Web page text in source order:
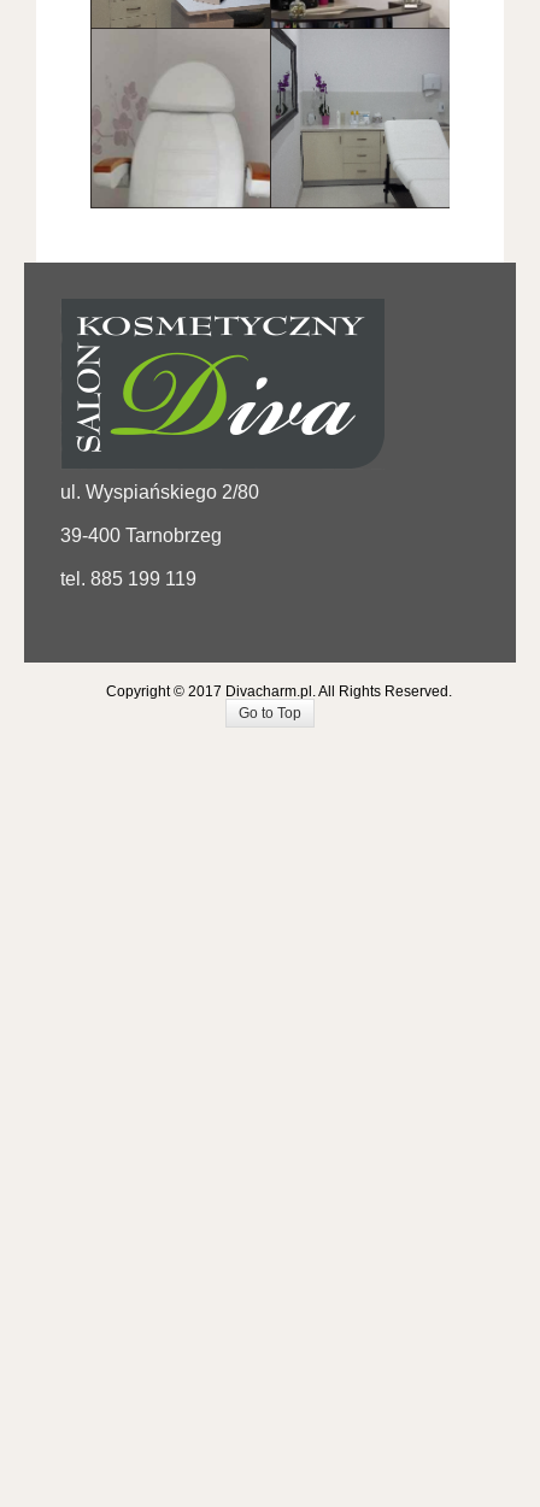
ul. Wyspiańskiego 2/80
39-400 Tarnobrzeg
tel. 885 199 119
Copyright © 2017 Divacharm.pl. All Rights Reserved.
Go to Top